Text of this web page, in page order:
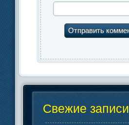
Свежие записи